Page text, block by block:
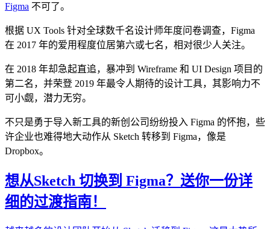
Figma 不可了。
根据 UX Tools 针对全球数千名设计师年度问卷调查，Figma
在 2017 年的爱用程度位居第六或七名，相对很少人关注。
在 2018 年却急起直追，暴冲到 Wireframe 和 UI Design 项目的
第二名，并荣登 2019 年最令人期待的设计工具，其影响力不
可小觑，潜力无穷。
不只是勇于导入新工具的新创公司纷纷投入 Figma 的怀抱，些
许企业也难得地大动作从 Sketch 转移到 Figma，像是
Dropbox。
想从Sketch 切换到 Figma？送你一份详
细的过渡指南！